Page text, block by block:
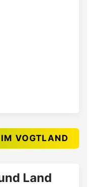
VOGTLAND
Land